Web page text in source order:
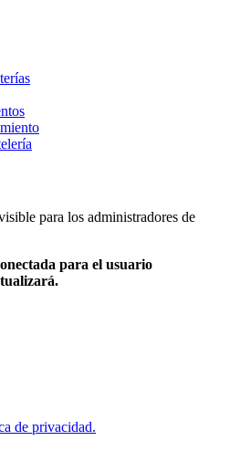
para los administradores de
para el usuario
de privacidad.